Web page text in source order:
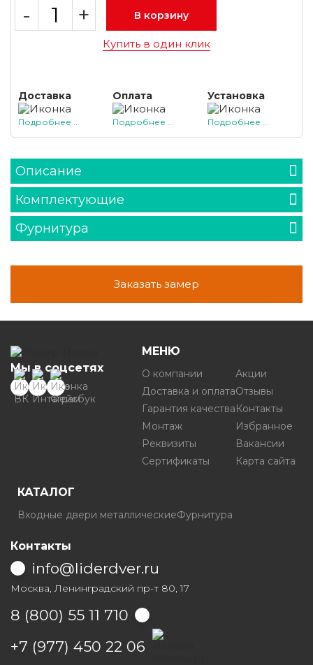
- + В корзину
Купить в один клик
Доставка
Подробнее ...
Оплата
Подробнее ...
Установка
Подробнее ...
Описание
Комплектующие
Фурнитура
Заказать замер
Мы в соцсетях
МЕНЮ
О компании
Доставка и оплата
Гарантия качества
Монтаж
Реквизиты
Сертификаты
Акции
Отзывы
Контакты
Избранное
Вакансии
Карта сайта
КАТАЛОГ
Входные двери металлическиеФурнитура
Контакты
info@liderdver.ru
Москва, Ленинградский пр-т 80, 17
8 (800) 55 11 710
+7 (977) 450 22 06
Написать на Whatsapp